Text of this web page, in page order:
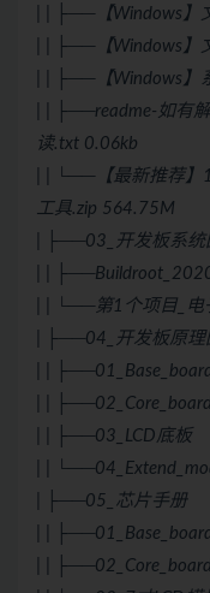
| | ├──【Windows】
| | ├──【Windows】
| | ├──【Windows】
| | ├──readme-如有
读.txt 0.06kb
| | └──【最新推荐】
工具.zip 564.75M
| ├──03_开发板系统
| |
| | └──第1个项目_
| ├──04_开发板原理
| |
| |
| | ├──03_LCD底板
| |
| ├──05_芯片手册
| |
| |